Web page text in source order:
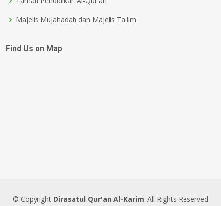
Majelis Mujahadah dan Majelis Ta'lim
Find Us on Map
© Copyright Dirasatul Qur'an Al-Karim. All Rights Reserved